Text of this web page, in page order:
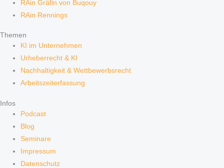
RAin Gräfin von Buqouy
RAin Rennings
Themen
KI im Unternehmen
Urheberrecht & KI
Nachhaltigkeit & Wettbewerbsrecht
Arbeitszeiterfassung
Infos
Podcast
Blog
Seminare
Impressum
Datenschutz